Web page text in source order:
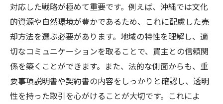
対応した戦略が極めて重要です。例えば、沖縄では文化
的資源や自然環境が豊かであるため、これに配慮した売
却方法を選ぶ必要があります。地域の特性を理解し、適
切なコミュニケーションを取ることで、買主との信頼関
係を築くことができます。また、法的な側面からも、重
要事項説明書や契約書の内容をしっかりと確認し、透明
性を持った取引を心がけることが大切です。これによ